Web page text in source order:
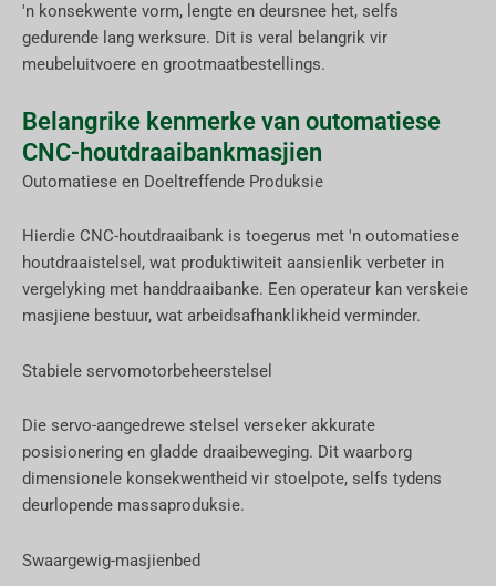
'n konsekwente vorm, lengte en deursnee het, selfs
gedurende lang werksure. Dit is veral belangrik vir
meubeluitvoere en grootmaatbestellings.
Belangrike kenmerke van outomatiese
CNC-houtdraaibankmasjien
Outomatiese en Doeltreffende Produksie
Hierdie CNC-houtdraaibank is toegerus met 'n outomatiese
houtdraaistelsel, wat produktiwiteit aansienlik verbeter in
vergelyking met handdraaibanke. Een operateur kan verskeie
masjiene bestuur, wat arbeidsafhanklikheid verminder.
Stabiele servomotorbeheerstelsel
Die servo-aangedrewe stelsel verseker akkurate
posisionering en gladde draaibeweging. Dit waarborg
dimensionele konsekwentheid vir stoelpote, selfs tydens
deurlopende massaproduksie.
Swaargewig-masjienbed